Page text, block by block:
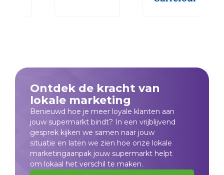
Ontdek de kracht van
lokale marketing
Benieuwd hoe je meer loyale klanten aan
jouw supermarkt bindt? In een vrijblijvend
gesprek kijken we samen naar jouw
situatie en laten we zien hoe onze lokale
marketingaanpak jouw supermarkt helpt
om lokaal het verschil te maken.